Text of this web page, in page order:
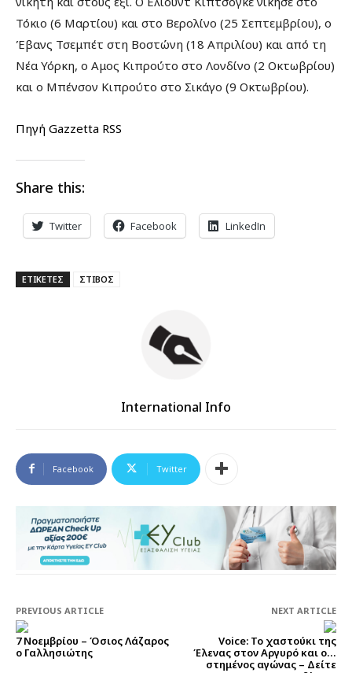
Τόκιο (6 Μαρτίου) και στο Βερολίνο (25 Σεπτεμβρίου), ο
Έβανς Τσεμπέτ στη Βοστώνη (18 Απριλίου) και από τη
Νέα Υόρκη, ο Αμος Κιπρούτο στο Λονδίνο (2 Οκτωβρίου)
και ο Μπένσον Κιπρούτο στο Σικάγο (9 Οκτωβρίου).
Πηγή Gazzetta RSS
Share this:
Twitter Facebook LinkedIn
ΕΤΙΚΕΤΕΣ ΣΤΙΒΟΣ
International Info
Facebook Twitter
PREVIOUS ARTICLE
7 Νοεμβρίου – Όσιος Λάζαρος
ο Γαλλησιώτης
NEXT ARTICLE
Voice: Το χαστούκι της
Έλενας στον Αργυρό και ο…
στημένος αγώνας – Δείτε